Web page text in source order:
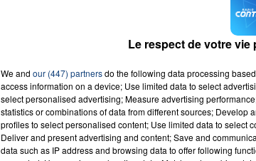
Le respect de votre
We and our (447) partnersdo the following data processing
access information on a device; Use limited data to select
select personalised advertising; Measure advertising
statistics or combinations of data from different sources;
profiles to select personalised content; Use limited data to select
Deliver and present advertising and content; Save and
data such as IP address and browsing data to offer following